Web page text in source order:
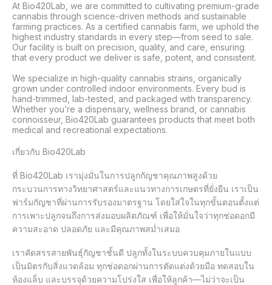
At Bio420Lab, we are committed to cultivating premium-grade
cannabis through science-driven methods and sustainable
farming practices. As a certified cannabis farm, we uphold the
highest industry standards in every step—from seed to sale.
Our facility is built on precision, quality, and care, ensuring
that every product we deliver is safe, potent, and consistent.
We specialize in high-quality cannabis strains, organically
grown under controlled indoor environments. Every bud is
hand-trimmed, lab-tested, and packaged with transparency.
Whether you’re a dispensary, wellness brand, or cannabis
connoisseur, Bio420Lab guarantees products that meet both
medical and recreational expectations.
เกี่ยวกับ Bio420Lab
ที่ Bio420Lab เรามุ่งมั่นในการปลูกกัญชาคุณภาพสูงด้วย
กระบวนการทางวิทยาศาสตร์และแนวทางการเกษตรที่ยั่งยืน เราเป็น
ฟาร์มกัญชาที่ผ่านการรับรองมาตรฐาน โดยใส่ใจในทุกขั้นตอนตั้งแต่
การเพาะปลูกจนถึงการส่งมอบผลิตภัณฑ์ เพื่อให้มั่นใจว่าทุกช่อดอกมี
ความสะอาด ปลอดภัย และมีคุณภาพสม่ำเสมอ
เราคัดสรรสายพันธุ์กัญชาชั้นดี ปลูกทั้งในระบบควบคุมภายในแบบ
เป็นมิตรกับสิ่งแวดล้อม ทุกช่อดอกผ่านการตัดแต่งด้วยมือ ทดสอบใน
ห้องแล็บ และบรรจุด้วยความโปร่งใส เพื่อให้ลูกค้า—ไม่ว่าจะเป็น